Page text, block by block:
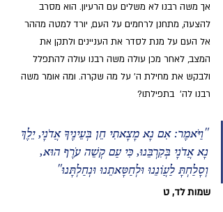
אך משה רבנו לא משלים עם הרעיון. הוא מסרב
להצעה, מתחנן לרחמים על העם, יורד למטה מההר
אל העם על מנת לסדר את העניינים ולתקן את
המצב, לאחר מכן עולה משה רבנו עולה להתפלל
ולבקש את מחילת ה' על מה שקרה. ומה אומר משה
רבנו לה'  בתפילתו?
"וַיֹּאמֶר: אִם נָא מָצָאתִי חֵן בְּעֵינֶיךָ אֲדֹנָי, יֵלֶךְ
נָא אֲדֹנָי בְּקִרְבֵּנוּ, כִּי עַם קְשֵׁה עֹרֶף הוּא,
וְסָלַחְתָּ לַעֲוֹנֵנוּ וּלְחַטָּאתֵנוּ וּנְחַלְתָּנוּ"
שמות לד, ט